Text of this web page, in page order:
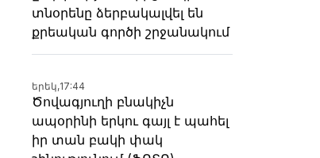
տնօրենը ձերբակալվել են
քրեական գործի շրջանակում
երեկ,17:44
Ծովագյուղի բնակիչն
ապօրինի երկու գայլ է պահել
իր տան բակի փակ